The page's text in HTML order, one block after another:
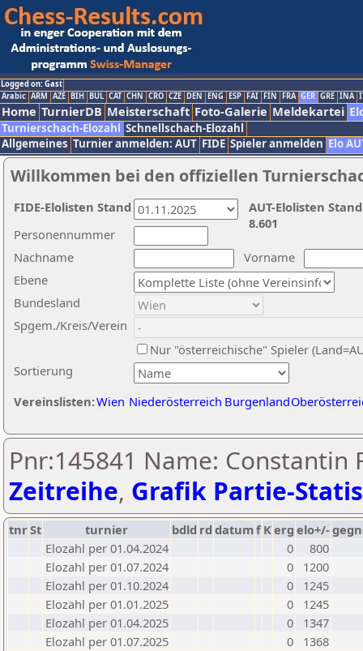
Logged on: Gast
Arabic ARM AZE BIH BUL CAT CHN CRO CZE DEN ENG ESP FAI FIN FRA GER GRE INA
Home TurnierDB Meisterschaft Foto-Galerie Meldekartei
Turnierschach-Elozahl Schnellschach-Elozahl
Allgemeines Turnier anmelden: AUT FIDE Spieler anmelden Elo
Willkommen bei den offiziellen
Nachname
Vorname
Ebene
Sortierung
Personennummer
Bundesland
Spgem./Kreis/Verein
Nur "österreichische" Spieler
Vereinslisten:Wien Niederösterreich Burgenland
AUT-Elolisten
8.601
FIDE-Elolisten Stand
Pnr:145841 Name: Constantin
Zeitreihe, Grafik Partie-
tnrSt turnier bdld rd datumf Kerg elo+/-
Elozahl per 01.04.2024
0
800
Elozahl per 01.07.2024
0
1200
Elozahl per 01.10.2024
0
1245
Elozahl per 01.01.2025
0
1245
Elozahl per 01.04.2025
0
1347
Elozahl per 01.07.2025
0
1368